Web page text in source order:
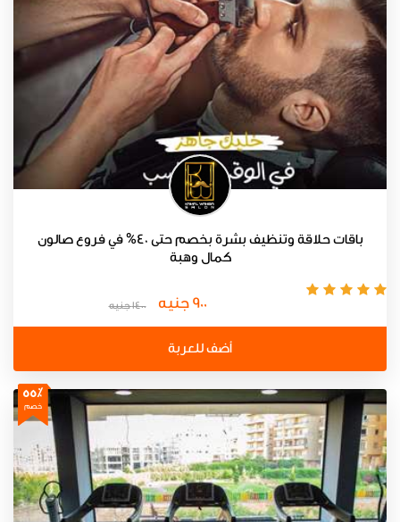
باقات حلاقة وتنظيف بشرة بخصم حتى 40% في فروع صالون
كمال وهبة
900 جنيه 1400 جنيه
أضف للعربة
55٪
خصم